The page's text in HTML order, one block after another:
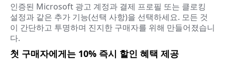
인증된 Microsoft 광고 계정과 결제 프로필 또는 클로킹
설정과 같은 추가 기능(선택 사항)을 선택하세요. 모든 것
이 간단하고 투명하며 진지한 구매자를 위해 만들어졌습니
다.
첫 구매자에게는 10% 즉시 할인 혜택 제공